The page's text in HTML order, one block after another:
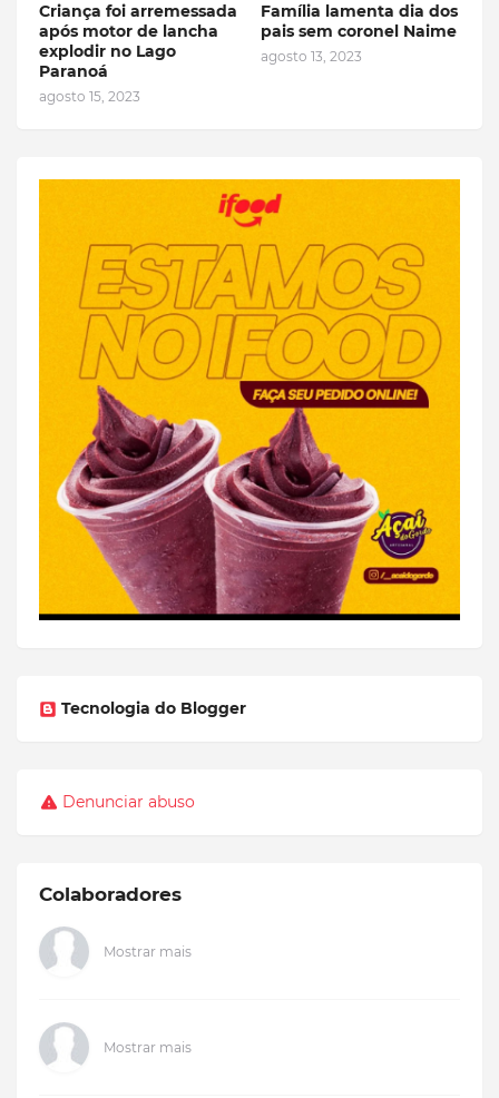
Criança foi arremessada
após motor de lancha
explodir no Lago
Paranoá
agosto 15, 2023
Família lamenta dia dos
pais sem coronel Naime
agosto 13, 2023
Tecnologia do Blogger
Denunciar abuso
Colaboradores
Mostrar mais
Mostrar mais